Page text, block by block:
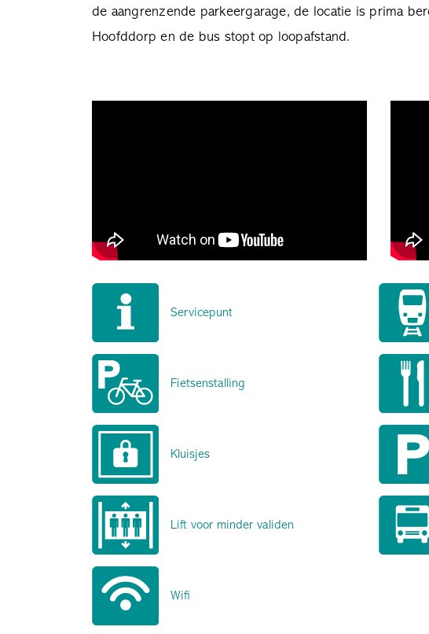
de aangrenzende parkeergarage, de locatie is prima
Hoofddorp en de bus stopt op loopafstand.
Servicepunt
Fietsenstalling
Kluisjes
Lift voor minder validen
Wifi